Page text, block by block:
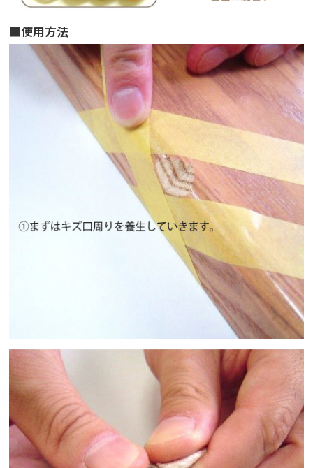
■使用方法